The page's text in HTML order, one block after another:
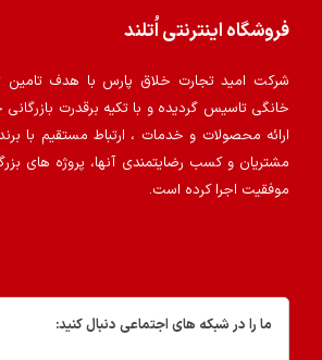
فروشگاه اینترنتی اُتلند
شرکت امید تجارت خلاق پارس با هدف تامین
خانگی تاسیس گردیده و با تکیه برقدرت
ارائه محصولات و خدمات ، ارتباط مستقیم با
مشتریان و کسب رضایتمندی آنها، پروژه های
موفقیت اجرا کرده است.
ما را در شبکه های اجتماعی دنبال کنید: